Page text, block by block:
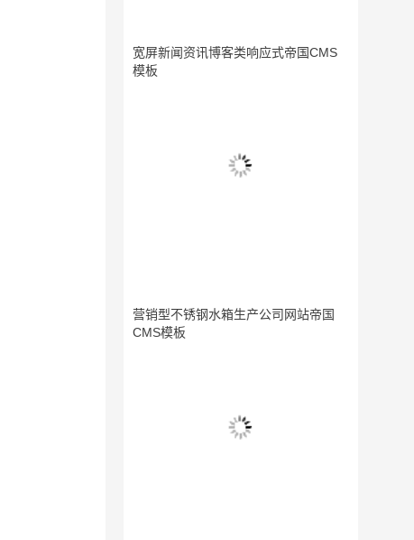
宽屏新闻资讯博客类响应式帝国CMS
模板
营销型不锈钢水箱生产公司网站帝国
CMS模板